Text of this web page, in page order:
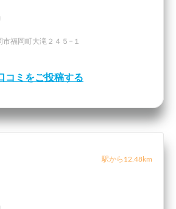
福岡町大滝２４５−１
コミをご投稿する
駅から12.48km